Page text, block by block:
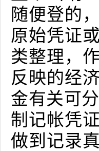
随便登的
原始凭证
类整理，
反映的经
金有关可
制记帐凭
做到记录